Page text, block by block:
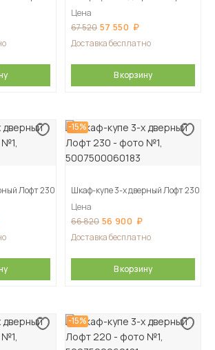
Цена
67 520 57 550
Доставка бесплатно
В корзину
Лофт 230
-15%
Шкаф-купе 3-х дверный Лофт 230
Цена
66 820 56 900
Доставка бесплатно
В корзину
-15%